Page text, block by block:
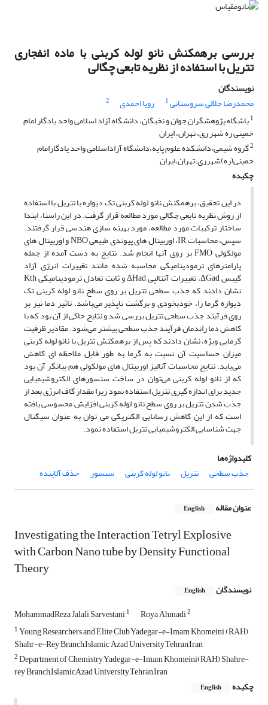
بررسی برهمکنش نانو لوله کربنی با ماده انفجاری
تتریل با استفاده از نظریه تابعی چگالی
نویسندگان
محمدرضا جلالی سروستانی1 رویا احمدی
2
1باشگاه پژوهشگران جوان و نخبگان، دانشگاه آزاد اسلامی واحد یادگار امام
خمینی ره شهر ری، تهران، ایران
2گروه شیمی،دانشکده علوم پایه،دانشگاه آزاداسلامی واحد یادگارامام
خمینی(ره)شهرری،تهران،ایران
چکیده
در این تحقیق، برهمکنش نانو لوله کربنی تک دیواره با تتریل با استفاده
از روش نظریه تابعی چگالی مورد مطالعه قرار گرفت. در این راستا، ابتدا
ساختار ترکیبات مورد مطالعه، مورد بهینه سازی هندسی قرار گرفتند.
سپس، محاسبات IR، اوربیتال های پیوندی طبیعی NBO و اوربیتال های
مولکولی FMO بر روی آنها انجام شد. نتایج به دست آمده از جمله
پارامترهای ترمودینامیکی محاسبه شده مانند تغییرات انرژی آزاد
گیبس ΔGad، تغییرات آنتالپی ΔHad و ثابت تعادل ترمودینامیکی Kth
نشان دادند که جذب سطحی تتریل بر روی سطح نانو لوله کربنی تک
دیواره گرما زا، خودبخودی و برگشت ناپذیر می‌باشد. تاثیر دما نیز بر
روی فرآیند جذب سطحی تتریل بررسی شد و نتایج حاکی از آن بود که با
کاهش دما راندمان فرآیند جذب سطحی بیشتر می‌شود. مقادیر ظرفیت
گرمایی ویژه، نشان دادند که پس از برهمکنش تتریل با نانو لوله کربنی
میزان حساسیت آن نسبت به گرما به طور قابل ملاحظه ای کاهش
می‌یابد. نتایج محاسبات آنالیز اوربیتال های مولکولی هم بیانگر آن بود
که از نانو لوله کربنی می‌توان در ساخت سنسورهای الکتروشیمیایی
جدید برای اندازه گیری تتریل استفاده نمود زیرا مقدار گاف انرژی بعد از
جذب شدن تتریل بر روی سطح نانو لوله کربنی افزایش محسوسی یافته
است که از این کاهش رسانایی الکتریکی می توان به عنوان سیگنال
جهت شناسایی الکتروشیمیایی تتریل استفاده نمود.
کلیدواژه‌ها
جذب سطحی
تتریل نانو لوله کربنی سنسور حذف آلاینده
عنوان مقاله English
Investigating the Interaction Tetryl Explosive
with Carbon Nano tube by Density Functional
Theory
نویسندگان English
MohammadReza Jalali Sarvestani1 Roya Ahmadi2
1Young Researchers and Elite Club,Yadegar-e-Imam Khomeini (RAH)
Shahr-e-Rey Branch,Islamic Azad University,Tehran,Iran
2Department of Chemistry,Yadegar-e-Imam Khomeini(RAH) Shahre-
rey Branch,IslamicAzad University,Tehran,Iran
چکیده
English